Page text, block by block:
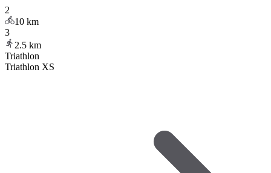
2
10 km
3
2.5 km
Triathlon
Triathlon XS